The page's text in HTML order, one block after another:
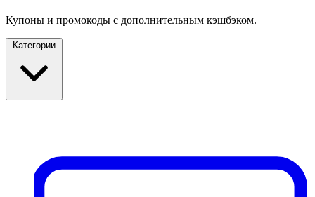
Купоны и промокоды с дополнительным кэшбэком.
Категории